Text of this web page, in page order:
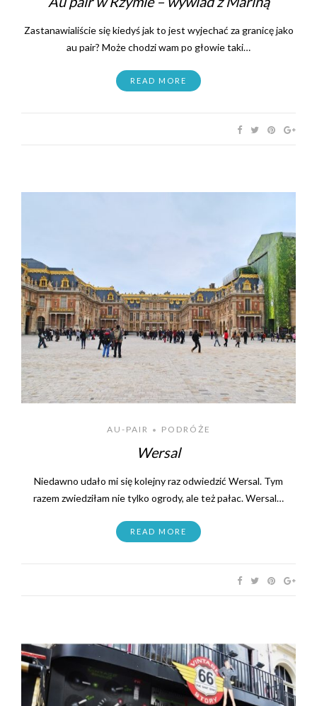
Zastanawialiście się kiedyś jak to jest wyjechać za granicę jako
au pair? Może chodzi wam po głowie taki…
READ MORE
AU-PAIR • PODRÓŻE
Wersal
Niedawno udało mi się kolejny raz odwiedzić Wersal. Tym
razem zwiedziłam nie tylko ogrody, ale też pałac. Wersal…
READ MORE